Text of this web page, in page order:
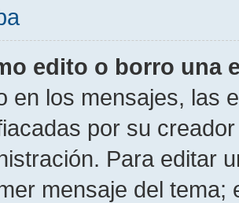
edito o borro una
en los mensajes, las
por su
Para editar
mensaje del